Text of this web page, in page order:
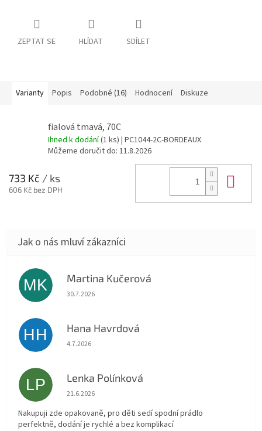
ZEPTAT SE HLÍDAT SDÍLET
Varianty Popis Podobné (16) Hodnocení Diskuze
fialová tmavá, 70C
Ihned k dodání(1 ks) | PC1044-2C-BORDEAUX
Můžeme doručit do: 11.8.2026
733 Kč / ks
606 Kč bez DPH
MK Martina Kučerová
Hodnocení obchodu je 5 z 5 hvězdiček.
30.7.2026
HH Hana Havrdová
Hodnocení obchodu je 5 z 5 hvězdiček.
4.7.2026
LP Lenka Polínková
Hodnocení obchodu je 5 z 5 hvězdiček.
21.6.2026
Nakupuji zde opakovaně, pro děti sedí spodní prádlo
perfektně, dodání je rychlé a bez komplikací